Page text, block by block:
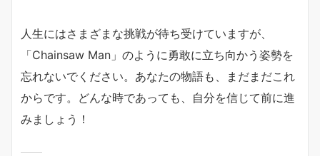
人生にはさまざまな挑戦が待ち受けていますが、
「Chainsaw Man」のように勇敢に立ち向かう姿勢を
忘れないでください。あなたの物語も、まだまだこれ
からです。どんな時であっても、自分を信じて前に進
みましょう！